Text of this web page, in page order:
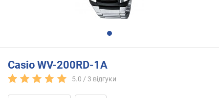
Casio WV-200RD-1A
5.0 / 3 відгуки